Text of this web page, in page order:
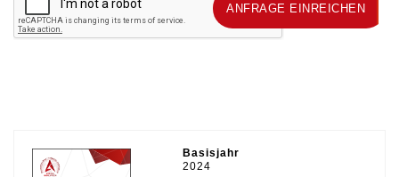
ANFRAGE EINREICHEN ANFRAGE EINREICHEN
Basisjahr
2024